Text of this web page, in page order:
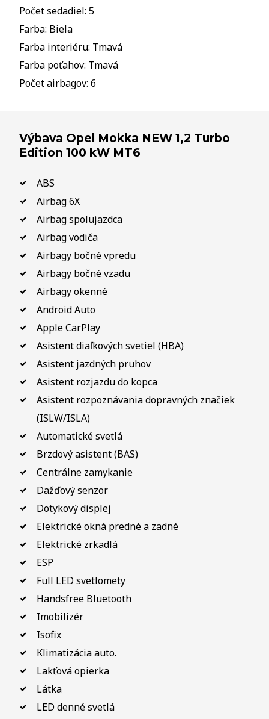
Počet sedadiel: 5
Farba: Biela
Farba interiéru: Tmavá
Farba poťahov: Tmavá
Počet airbagov: 6
Výbava Opel Mokka NEW 1,2 Turbo
Edition 100 kW MT6
ABS
Airbag 6X
Airbag spolujazdca
Airbag vodiča
Airbagy bočné vpredu
Airbagy bočné vzadu
Airbagy okenné
Android Auto
Apple CarPlay
Asistent diaľkových svetiel (HBA)
Asistent jazdných pruhov
Asistent rozjazdu do kopca
Asistent rozpoznávania dopravných značiek
(ISLW/ISLA)
Automatické svetlá
Brzdový asistent (BAS)
Centrálne zamykanie
Dažďový senzor
Dotykový displej
Elektrické okná predné a zadné
Elektrické zrkadlá
ESP
Full LED svetlomety
Handsfree Bluetooth
Imobilizér
Isofix
Klimatizácia auto.
Lakťová opierka
Látka
LED denné svetlá